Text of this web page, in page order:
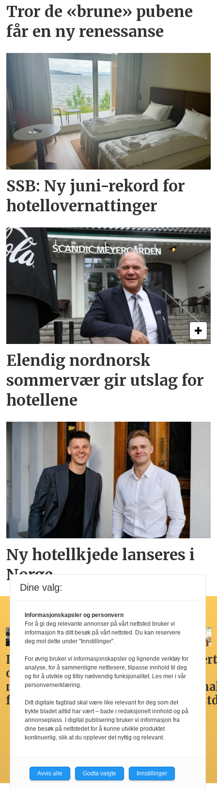
Tror de «brune» pubene
får en ny renessanse
SSB: Ny juni-rekord for
hotellovernattinger
Elendig nordnorsk
sommervær gir utslag for
hotellene
Ny hotellkjede lanseres i
Norge
Hotellfrokost
Ikke
overdådig,
men
fristende
Her får
du
Norges
beste
hotellfrokost
Godt,
spennende,
ikke
best i
by’n
den
Les flere
Dine valg:
Informasjonskapsler og personvern
For å gi deg relevante annonser på vårt nettsted bruker vi
informasjon fra ditt besøk på vårt nettsted. Du kan reservere
deg mot dette under "Innstillinger".
For øvrig bruker vi informasjonskapsler og lignende verktøy for
analyse, for å sammenligne nettlesere, tilpasse innhold til deg
og for å utvikle og tilby nødvendig funksjonalitet. Les mer i vår
personvernerklæring.
Ditt digitale fagblad skal være like relevant for deg som det
trykte bladet alltid har vært – bade i redaksjonelt innhold og på
annonseplass. I digital publisering bruker vi informasjon fra
dine besøk på nettstedet for å kunne utvikle produktet
kontinuerlig, slik at du opplever det nyttig og relevant.
Avvis alle Godta valgte Innstillinger